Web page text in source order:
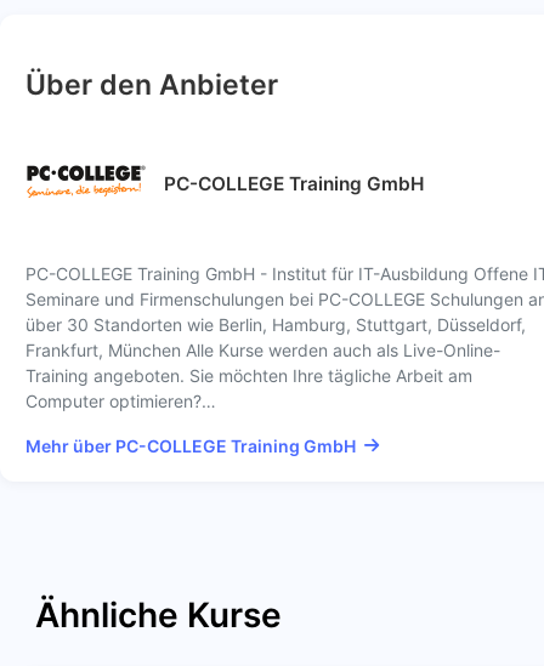
Über den Anbieter
PC-COLLEGE Training GmbH
PC-COLLEGE Training GmbH - Institut für IT-Ausbildung Offene
Seminare und Firmenschulungen bei PC-COLLEGE Schulungen
über 30 Standorten wie Berlin, Hamburg, Stuttgart, Düsseldorf,
Frankfurt, München Alle Kurse werden auch als Live-Online-
Training angeboten. Sie möchten Ihre tägliche Arbeit am
Computer optimieren?…
Mehr über PC-COLLEGE Training GmbH
Ähnliche Kurse